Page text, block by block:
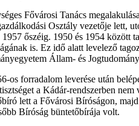
Fővárosi Tanács
Osztály vezetője lett,
1957 őszéig. 1950 és 1954 között
is. Ez idő alatt levelező
Állam- és
os forradalom leverése után
a Kádár-rendszerben
lett a Fővárosi Bíróságon,
Bíróság büntetőbírája volt.